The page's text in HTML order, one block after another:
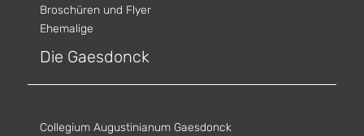
Broschüren und Flyer
Ehemalige
Die Gaesdonck
Collegium Augustinianum Gaesdonck